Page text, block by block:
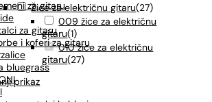
za gitaru
za gitaru
i koferi za gitaru
bluegrass
Žice za električnu gitaru(27)
009 žice za električnu
gitaru(1)
010 žice za električnu
gitaru(27)
prikaz